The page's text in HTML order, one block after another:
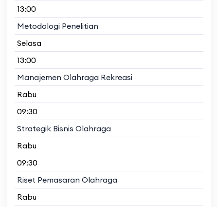
13:00
Metodologi Penelitian
Selasa
13:00
Manajemen Olahraga Rekreasi
Rabu
09:30
Strategik Bisnis Olahraga
Rabu
09:30
Riset Pemasaran Olahraga
Rabu